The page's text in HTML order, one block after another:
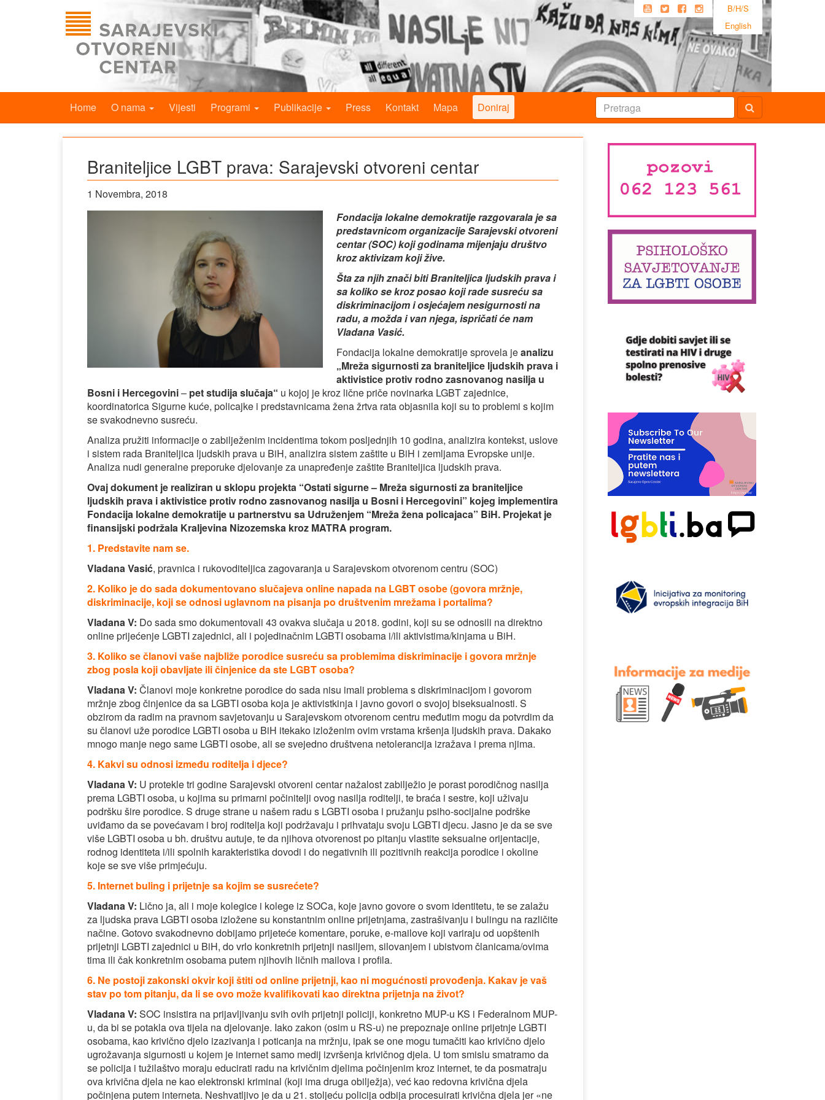
B/H/S
English
Home O nama Vijesti Programi Publikacije Press Kontakt Mapa Doniraj
Braniteljice LGBT prava: Sarajevski otvoreni centar
1 Novembra, 2018
Fondacija lokalne demokratije razgovarala je sa
predstavnicom organizacije Sarajevski otvoreni
centar (SOC) koji godinama mijenjaju društvo
kroz aktivizam koji žive.
Šta za njih znači biti Braniteljica ljudskih prava i
sa koliko se kroz posao koji rade susreću sa
diskriminacijom i osjećajem nesigurnosti na
radu, a možda i van njega, ispričati će nam
Vladana Vasić.
Fondacija lokalne demokratije sprovela jeanalizu
„Mreža sigurnosti za braniteljice ljudskih prava i
aktivistice protiv rodno zasnovanog nasilja u
Bosni i Hercegovini– pet studija slučaja“ u kojoj je kroz lične priče novinarka LGBT zajednice,
koordinatorica Sigurne kuće, policajke i predstavnicama žena žrtva rata objasnila koji su to problemi s kojim
se svakodnevno susreću.
Analiza pružiti informacije o zabilježenim incidentima tokom posljednjih 10 godina, analizira kontekst, uslove
i sistem rada Braniteljica ljudskih prava u BiH, analizira sistem zaštite u BiH i zemljama Evropske unije.
Analiza nudi generalne preporuke djelovanje za unapređenje zaštite Braniteljica ljudskih prava.
Ovaj dokument je realiziran u sklopu projekta “Ostati sigurne – Mreža sigurnosti za braniteljice
ljudskih prava i aktivistice protiv rodno zasnovanog nasilja u Bosni i Hercegovini” kojeg implementira
Fondacija lokalne demokratije u partnerstvu sa Udruženjem “Mreža žena policajaca” BiH. Projekat je
finansijski podržala Kraljevina Nizozemska kroz MATRA program.
1. Predstavite nam se.
Vladana Vasić, pravnica i rukovoditeljica zagovaranja u Sarajevskom otvorenom centru (SOC)
2. Koliko je do sada dokumentovano slučajeva online napada na LGBT osobe (govora mržnje,
diskriminacije, koji se odnosi uglavnom na pisanja po društvenim mrežama i portalima?
Vladana V: Do sada smo dokumentovali 43 ovakva slučaja u 2018. godini, koji su se odnosili na direktno
online prijećenje LGBTI zajednici, ali i pojedinačnim LGBTI osobama i/ili aktivistima/kinjama u BiH.
3. Koliko se članovi vaše najbliže porodice susreću sa problemima diskriminacije i govora mržnje
zbog posla koji obavljate ili činjenice da ste LGBT osoba?
Vladana V: Članovi moje konkretne porodice do sada nisu imali problema s diskriminacijom i govorom
mržnje zbog činjenice da sa LGBTI osoba koja je aktivistkinja i javno govori o svojoj biseksualnosti. S
obzirom da radim na pravnom savjetovanju u Sarajevskom otvorenom centru međutim mogu da potvrdim da
su članovi uže porodice LGBTI osoba u BiH itekako izloženim ovim vrstama kršenja ljudskih prava. Dakako
mnogo manje nego same LGBTI osobe, ali se svejedno društvena netolerancija izražava i prema njima.
4. Kakvi su odnosi između roditelja i djece?
Vladana V: U protekle tri godine Sarajevski otvoreni centar nažalost zabilježio je porast porodičnog nasilja
prema LGBTI osoba, u kojima su primarni počinitelji ovog nasilja roditelji, te braća i sestre, koji uživaju
podršku šire porodice. S druge strane u našem radu s LGBTI osoba i pružanju psiho-socijalne podrške
uviđamo da se povećavam i broj roditelja koji podržavaju i prihvataju svoju LGBTI djecu. Jasno je da se sve
više LGBTI osoba u bh. društvu autuje, te da njihova otvorenost po pitanju vlastite seksualne orijentacije,
rodnog identiteta i/ili spolnih karakteristika dovodi i do negativnih ili pozitivnih reakcija porodice i okoline
koje se sve više primjećuju.
5. Internet buling i prijetnje sa kojim se susrećete?
Vladana V: Lično ja, ali i moje kolegice i kolege iz SOCa, koje javno govore o svom identitetu, te se zalažu
za ljudska prava LGBTI osoba izložene su konstantnim online prijetnjama, zastrašivanju i bulingu na različite
načine. Gotovo svakodnevno dobijamo prijeteće komentare, poruke, e-mailove koji variraju od uopštenih
prijetnji LGBTI zajednici u BiH, do vrlo konkretnih prijetnji nasiljem, silovanjem i ubistvom članicama/ovima
tima ili čak konkretnim osobama putem njihovih ličnih mailova i profila.
6. Ne postoji zakonski okvir koji štiti od online prijetnji, kao ni mogućnosti provođenja. Kakav je vaš
stav po tom pitanju, da li se ovo može kvalifikovati kao direktna prijetnja na život?
Vladana V: SOC insistira na prijavljivanju svih ovih prijetnji policiji, konkretno MUP-u KS i Federalnom MUP-
u, da bi se potakla ova tijela na djelovanje. Iako zakon (osim u RS-u) ne prepoznaje online prijetnje LGBTI
osobama, kao krivično djelo izazivanja i poticanja na mržnju, ipak se one mogu tumačiti kao krivično djelo
ugrožavanja sigurnosti u kojem je internet samo medij izvršenja krivičnog djela. U tom smislu smatramo da
se policija i tužilaštvo moraju educirati radu na krivičnim djelima počinjenim kroz internet, te da posmatraju
ova krivična djela ne kao elektronski kriminal (koji ima druga obilježja), već kao redovna krivična djela
počinjena putem interneta. Neshvatljivo je da u 21. stoljeću policija odbija procesuirati krivična djela jer «ne